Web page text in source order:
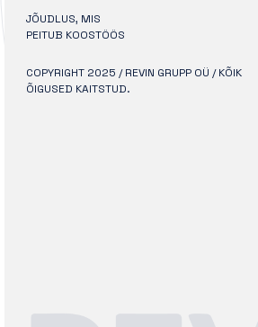
JÕUDLUS, MIS
PEITUB KOOSTÖÖS
COPYRIGHT 2025 / REVIN GRUPP OÜ / KÕIK
ÕIGUSED KAITSTUD.